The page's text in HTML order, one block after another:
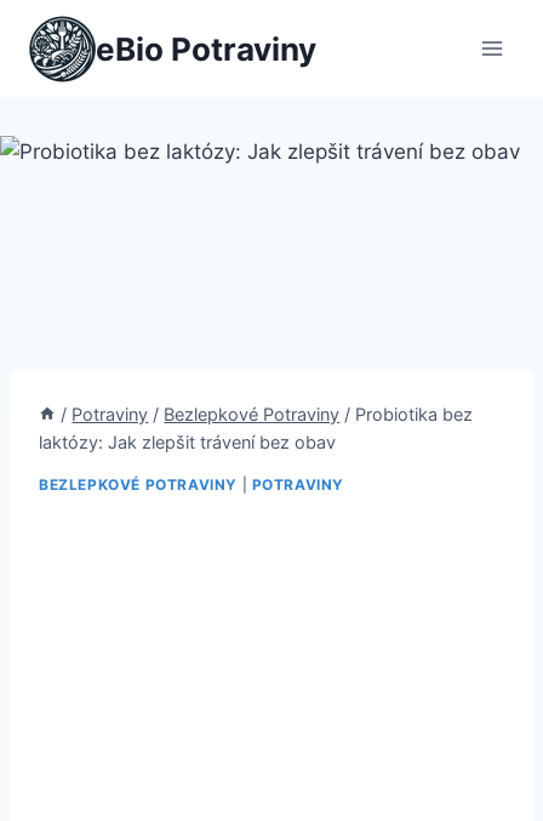
Přeskočit
obsah
eBio Potraviny
/ Potraviny / Bezlepkové Potraviny / Probiotika bez
laktózy: Jak zlepšit trávení bez obav
BEZLEPKOVÉ POTRAVINY POTRAVINY